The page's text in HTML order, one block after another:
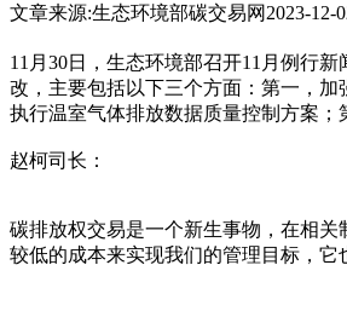
文章来源:生态环境部碳交易网 2023-12-
11月30日，生态环境部召开11月例行
改，主要包括以下三个方面：第一，加
执行温室气体排放数据质量控制方案；
赵柯司长：
碳排放权交易是一个新生事物，在相
较低的成本来实现我们的管理目标，它